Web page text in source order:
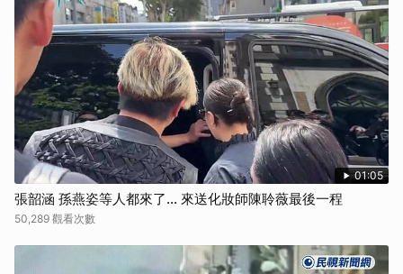
01:05
張韶涵 孫燕姿等人都來了... 來送化妝師陳聆薇最後一程
50,289 觀看次數